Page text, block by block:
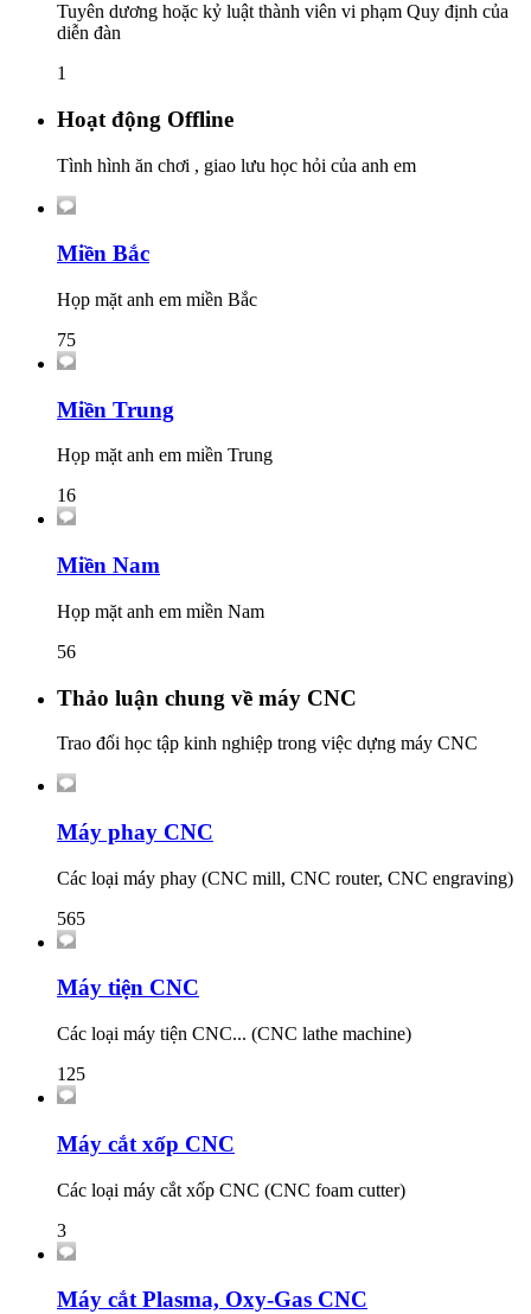
Tuyên dương hoặc kỷ luật thành viên vi phạm Quy định của
diễn đàn
1
Hoạt động Offline
Tình hình ăn chơi , giao lưu học hỏi của anh em
Miền Bắc
Họp mặt anh em miền Bắc
75
Miền Trung
Họp mặt anh em miền Trung
16
Miền Nam
Họp mặt anh em miền Nam
56
Thảo luận chung về máy CNC
Trao đổi học tập kinh nghiệp trong việc dựng máy CNC
Máy phay CNC
Các loại máy phay (CNC mill, CNC router, CNC engraving)
565
Máy tiện CNC
Các loại máy tiện CNC... (CNC lathe machine)
125
Máy cắt xốp CNC
Các loại máy cắt xốp CNC (CNC foam cutter)
3
Máy cắt Plasma, Oxy-Gas CNC